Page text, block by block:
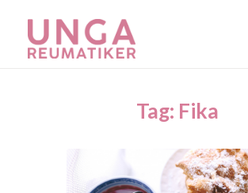
Tag: Fika